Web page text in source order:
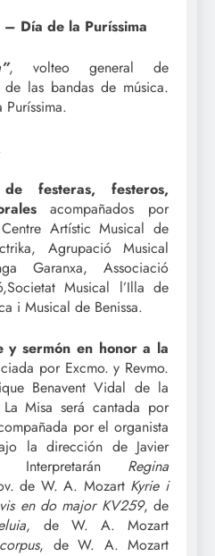
Día de la Puríssima
, volteo general de
las bandas de música.
de festeras, festeros,
acompañados por
Artístic Musical de
Agrupació Musical
Garanxa, Associació
Musical l’Illa de
i Musical de Benissa.
y sermón en honor a la
por Excmo. y Revmo.
Benavent Vidal de la
Misa será cantada por
por el organista
la dirección de Javier
Interpretarán Regina
de W. A. Mozart Kyrie i
en do major KV259, de
, de W. A. Mozart
, de W. A. Mozart